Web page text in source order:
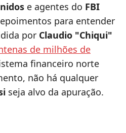
e agentes do FBI
para entender
por Claudio "Chiqui"
de milhões de
financeiro norte
não há qualquer
seja alvo da apuração.